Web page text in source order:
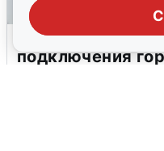
В Архангельске
подключения